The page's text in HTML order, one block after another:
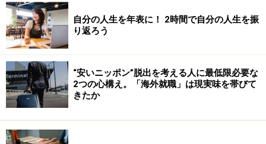
自分の人生を年表に！ 2時間で自分の人生を振
り返ろう
“安いニッポン”脱出を考える人に最低限必要な
2つの心構え。「海外就職」は現実味を帯びて
きたか